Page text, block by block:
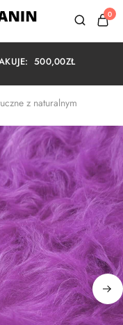
0
500,00ZŁ
z naturalnym